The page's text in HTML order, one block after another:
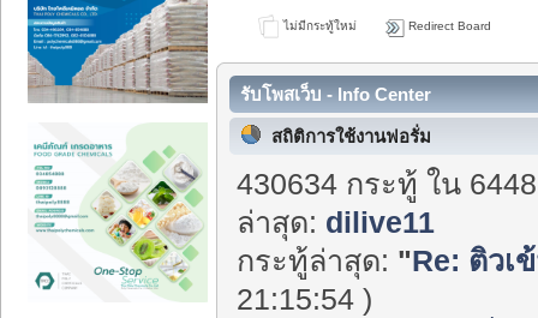
ไม่มีกระทู้ใหม่ Redirect Board
รับโพสเว็บ - Info Center
สถิติการใช้งานฟอรั่ม
430634 กระทู้ ใน
ล่าสุด: dilive11
กระทู้ล่าสุด: "Re: ติวเ
21:15:54 )